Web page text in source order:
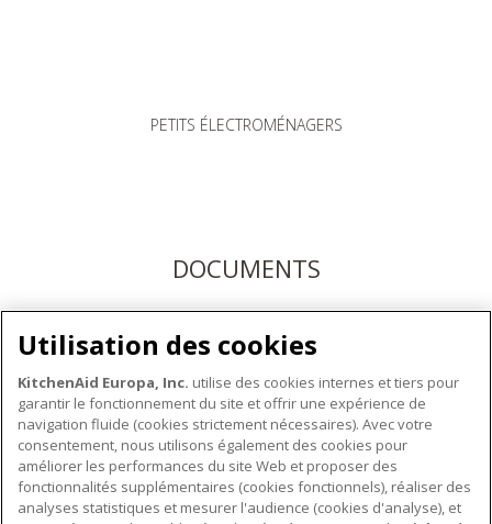
PETITS ÉLECTROMÉNAGERS
DOCUMENTS
Téléchargez les modes d'emploi ici ou enregistrez votre
produit pour bénéficier du service après-vente KitchenAid
À PROPOS DE KITCHENAID
Utilisation des cookies
KitchenAid Europa, Inc. utilise des cookies internes et tiers pour
garantir le fonctionnement du site et offrir une expérience de
navigation fluide (cookies strictement nécessaires). Avec votre
consentement, nous utilisons également des cookies pour
améliorer les performances du site Web et proposer des
fonctionnalités supplémentaires (cookies fonctionnels), réaliser des
analyses statistiques et mesurer l'audience (cookies d'analyse), et